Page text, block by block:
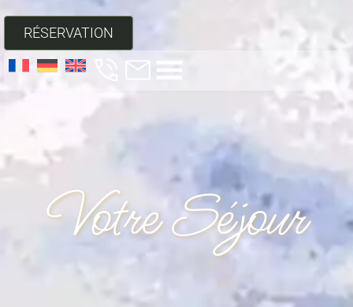
RÉSERVATION
Votre Séjour